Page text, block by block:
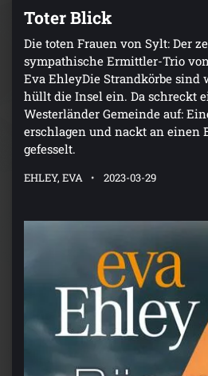
Toter Blick
Die toten Frauen von Sylt: Der
sympathische Ermittler-Trio
Eva EhleyDie Strandkörbe sind
hüllt die Insel ein. Da schreckt
Westerländer Gemeinde auf:
erschlagen und nackt an einen
gefesselt.
EHLEY, EVA 2023-03-29